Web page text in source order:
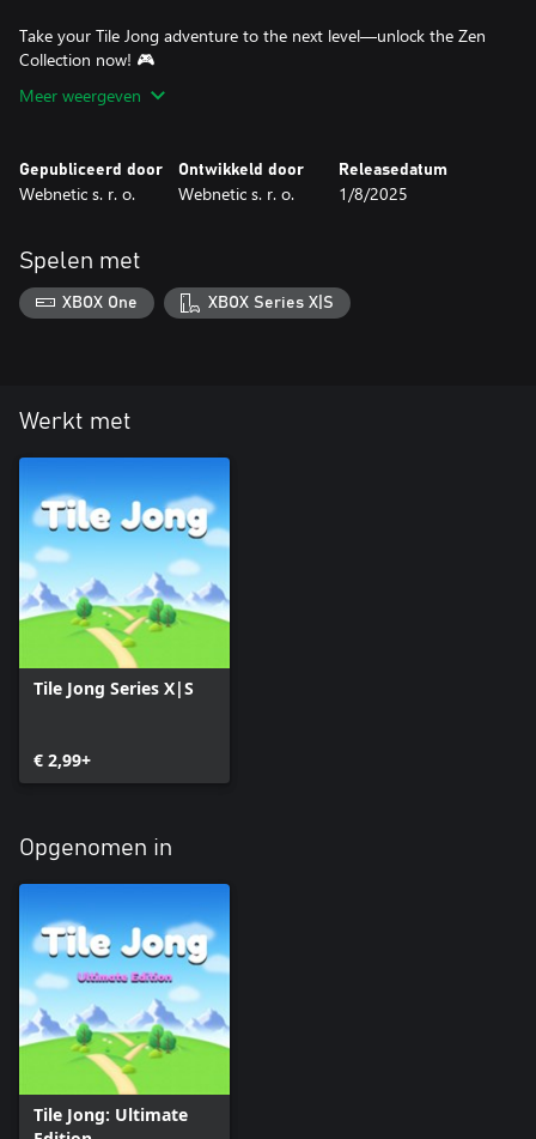
Take your Tile Jong adventure to the next level—unlock the Zen
Collection now! 🎮
Meer weergeven
Gepubliceerd door
Webnetic s. r. o.
Ontwikkeld door
Webnetic s. r. o.
Releasedatum
1/8/2025
Spelen met
XBOX One XBOX Series X|S
Werkt met
Tile Jong Series X|S
€ 2,99+
Opgenomen in
Tile Jong: Ultimate